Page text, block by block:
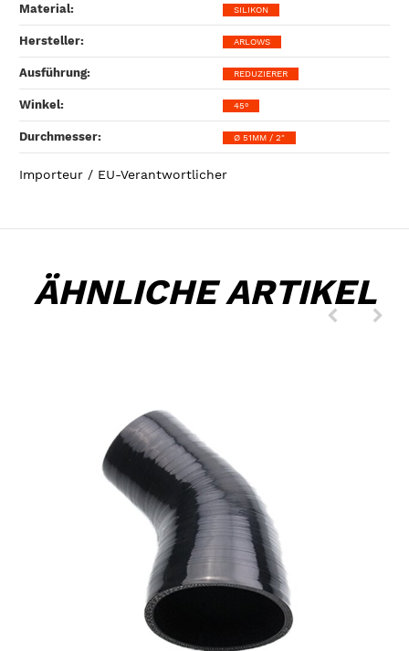
Material‍: SILIKON
Hersteller‍: ARLOWS
Ausführung‍: REDUZIERER
Winkel‍: 45°
Durchmesser‍: Ø 51MM / 2"
Importeur / EU-Verantwortlicher
ÄHNLICHE ARTIKEL